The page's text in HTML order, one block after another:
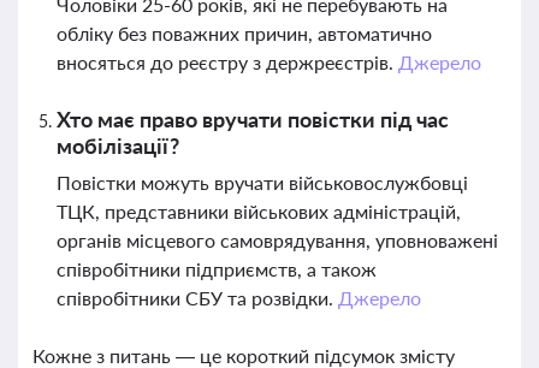
обліку без поважних причин, автоматично
вносяться до реєстру з держреєстрів. Джерело
Хто має право вручати повістки під час
мобілізації?
Повістки можуть вручати військовослужбовці
ТЦК, представники військових адміністрацій,
органів місцевого самоврядування, уповноважені
співробітники підприємств, а також
співробітники СБУ та розвідки. Джерело
Кожне з питань — це короткий підсумок змісту